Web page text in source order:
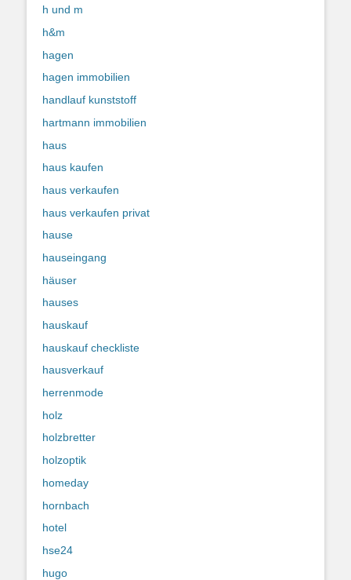
h und m
h&m
hagen
hagen immobilien
handlauf kunststoff
hartmann immobilien
haus
haus kaufen
haus verkaufen
haus verkaufen privat
hause
hauseingang
häuser
hauses
hauskauf
hauskauf checkliste
hausverkauf
herrenmode
holz
holzbretter
holzoptik
homeday
hornbach
hotel
hse24
hugo